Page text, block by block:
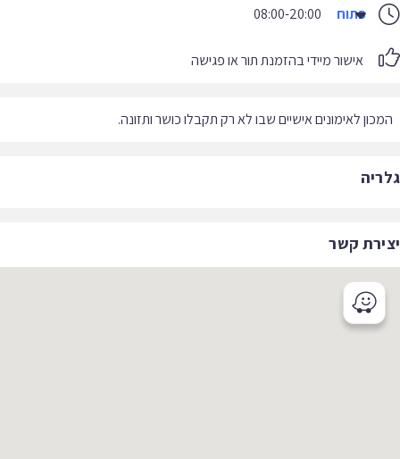
פתוח 08:00-20:00
אישור מיידי בהזמנת תור או פגישה
לאימונים אישיים שבו לא רק תקבלו כושר ותזונה.
קשר